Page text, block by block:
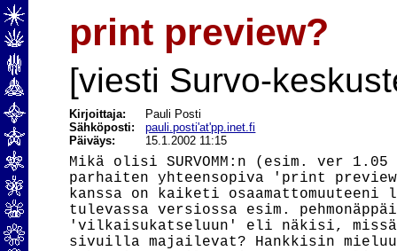
print preview?
[viesti Survo-
Kirjoittaja:
Pauli Posti
Sähköposti:pauli.posti'at'pp.inet.fi
Päiväys:
15.1.2002 11:15
Mikä olisi SURVOMM:n (esim. ver
parhaiten yhteensopiva 'print
kanssa on kaiketi
tulevassa versiossa esim.
'vilkaisukatseluun' eli näkisi,
sivuilla majailevat? Hankkisin